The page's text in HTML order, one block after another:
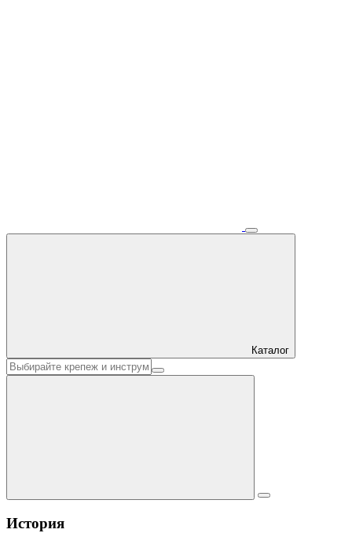
Каталог
История